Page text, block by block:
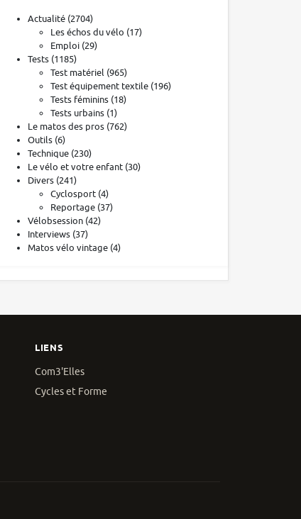
Actualité (2704)
Les échos du vélo (17)
Emploi (29)
Tests (1185)
Test matériel (965)
Test équipement textile (196)
Tests féminins (18)
Tests urbains (1)
Le matos des pros (762)
Outils (6)
Technique (230)
Le vélo et votre enfant (30)
Divers (241)
Cyclosport (4)
Reportage (37)
Vélobsession (42)
Interviews (37)
Matos vélo vintage (4)
LIENS
Com3'Elles
Cycles et Forme